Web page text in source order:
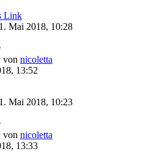
Link
Mai 2018, 10:28
von nicoletta
13:52
Mai 2018, 10:23
von nicoletta
13:33